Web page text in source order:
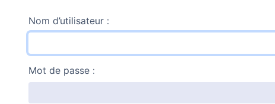
Nom d’utilisateur :
Mot de passe :